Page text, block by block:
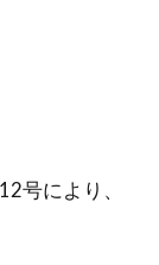
号により、